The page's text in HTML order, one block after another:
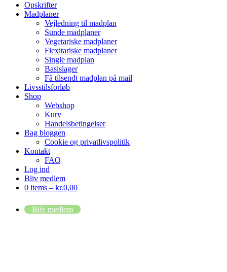
Opskrifter
Madplaner
Vejledning til madplan
Sunde madplaner
Vegetariske madplaner
Flexitariske madplaner
Single madplan
Basislager
Få tilsendt madplan på mail
Livsstilsforløb
Shop
Webshop
Kurv
Handelsbetingelser
Bag bloggen
Cookie og privatlivspolitik
Kontakt
FAQ
Log ind
Bliv medlem
0 items – kr.0,00
Bliv medlem